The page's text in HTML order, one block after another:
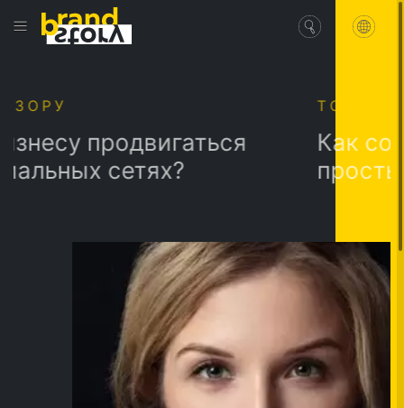
продвигаться
сетях?
ТОЧКА ЗОРУ
Как создать
простых